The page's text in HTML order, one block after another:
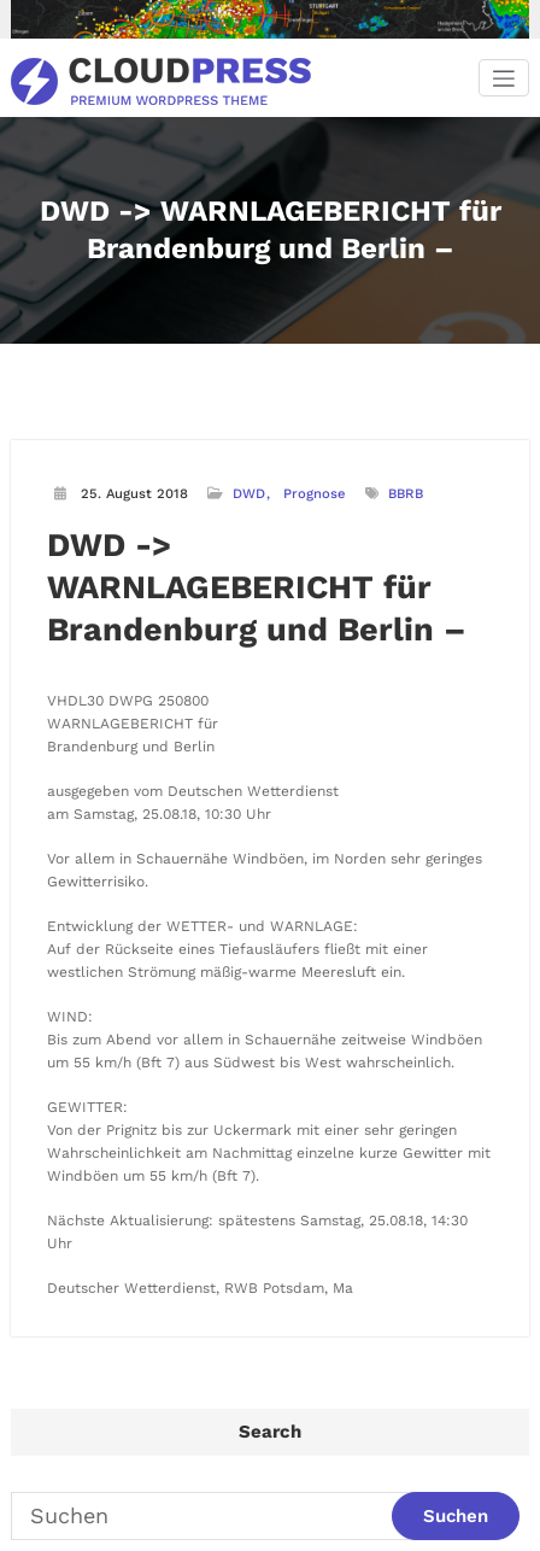
Inhalt
springen
DWD -> WARNLAGEBERICHT für
Brandenburg und Berlin –
25. August 2018 DWD Prognose BBRB
DWD ->
WARNLAGEBERICHT für
Brandenburg und Berlin –
VHDL30 DWPG 250800
WARNLAGEBERICHT für
Brandenburg und Berlin
ausgegeben vom Deutschen Wetterdienst
am Samstag, 25.08.18, 10:30 Uhr
Vor allem in Schauernähe Windböen, im Norden sehr geringes
Gewitterrisiko.
Entwicklung der WETTER- und WARNLAGE:
Auf der Rückseite eines Tiefausläufers fließt mit einer
westlichen Strömung mäßig-warme Meeresluft ein.
WIND:
Bis zum Abend vor allem in Schauernähe zeitweise Windböen
um 55 km/h (Bft 7) aus Südwest bis West wahrscheinlich.
GEWITTER:
Von der Prignitz bis zur Uckermark mit einer sehr geringen
Wahrscheinlichkeit am Nachmittag einzelne kurze Gewitter mit
Windböen um 55 km/h (Bft 7).
Nächste Aktualisierung: spätestens Samstag, 25.08.18, 14:30
Uhr
Deutscher Wetterdienst, RWB Potsdam, Ma
Search